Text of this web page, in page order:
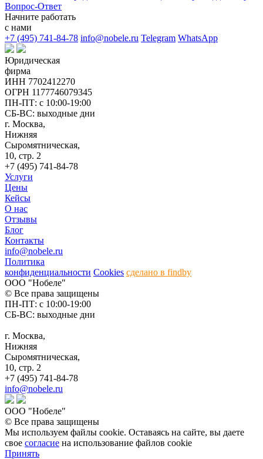
Вопрос-Ответ
Начните работать
с нами
+7 (495) 741-84-78 info@nobele.ru Telegram WhatsApp
Юридическая
фирма
ИНН 7702412270
ОГРН 1177746079345
ПН-ПТ: с 10:00-19:00
СБ-ВС: выходные дни
г. Москва,
Нижняя
Сыромятническая,
10, стр. 2
+7 (495) 741-84-78
Услуги
Цены
Кейсы
О нас
Отзывы
Блог
Контакты
info@nobele.ru
Политика
конфиденциальности Cookies сделано в findby
ООО "Нобеле"
© Все права защищены
ПН-ПТ: с 10:00-19:00
СБ-ВС: выходные дни
г. Москва,
Нижняя
Сыромятническая,
10, стр. 2
+7 (495) 741-84-78
info@nobele.ru
ООО "Нобеле"
© Все права защищены
Мы используем файлы cookie. Оставаясь на сайте, вы даете
свое согласие на использование файлов cookie
Принять